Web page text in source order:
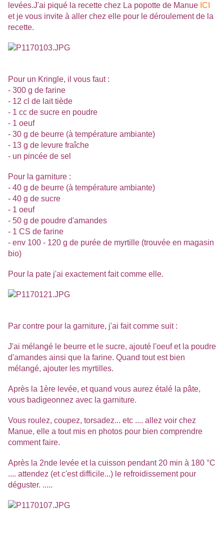
levées.J'ai piqué la recette chez La popotte de Manue ICI
et je vous invite à aller chez elle pour le déroulement de la
recette.
Pour un Kringle, il vous faut :
- 300 g de farine
- 12 cl de lait tiède
- 1 cc de sucre en poudre
- 1 oeuf
- 30 g de beurre (à température ambiante)
- 13 g de levure fraîche
- un pincée de sel
Pour la garniture :
- 40 g de beurre (à température ambiante)
- 40 g de sucre
- 1 oeuf
- 50 g de poudre d'amandes
- 1 CS de farine
- env 100 - 120 g de purée de myrtille (trouvée en magasin
bio)
Pour la pate j'ai exactement fait comme elle.
Par contre pour la garniture, j'ai fait comme suit :
J'ai mélangé le beurre et le sucre, ajouté l'oeuf et la poudre
d'amandes ainsi que la farine. Quand tout est bien
mélangé, ajouter les myrtilles.
Après la 1ère levée, et quand vous aurez étalé la pâte,
vous badigeonnez avec la garniture.
Vous roulez, coupez, torsadez... etc .... allez voir chez
Manue, elle a tout mis en photos pour bien comprendre
comment faire.
Après la 2nde levée et la cuisson pendant 20 min à 180 °C
.... attendez (et c'est difficile...) le refroidissement pour
déguster. .....